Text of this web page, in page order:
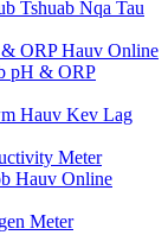
Tshuab Nqa Tau
ORP Hauv Online
pH & ORP
Hauv Kev Lag
Meter
Hauv Online
Meter